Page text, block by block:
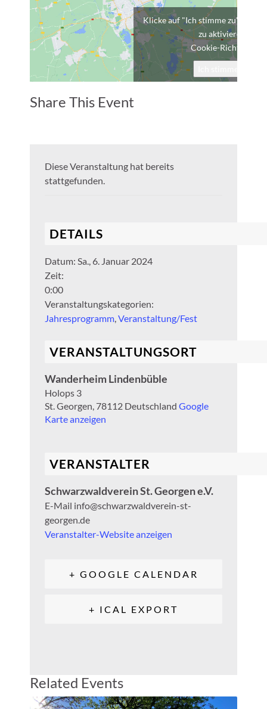
Klicke auf "Ich stimme zu", um
zu aktivieren
Cookie-Richtlinie
Share This Event
Diese Veranstaltung hat bereits
stattgefunden.
DETAILS
Datum: Sa., 6. Januar 2024
Zeit:
0:00
Veranstaltungskategorien:
Jahresprogramm Veranstaltung/Fest
VERANSTALTUNGSORT
Wanderheim Lindenbüble
Holops 3
St. Georgen 78112 Deutschland Google
Karte anzeigen
VERANSTALTER
Schwarzwaldverein St. Georgen e.V.
E-Mail info@schwarzwaldverein-st-
georgen.de
Veranstalter-Website anzeigen
+ GOOGLE CALENDAR
+ ICAL EXPORT
Related Events